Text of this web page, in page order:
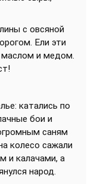
с овсяной
Ели эти
маслом и медом.
катались по
бои и
саням
колесо сажали
и калачами, а
народ.